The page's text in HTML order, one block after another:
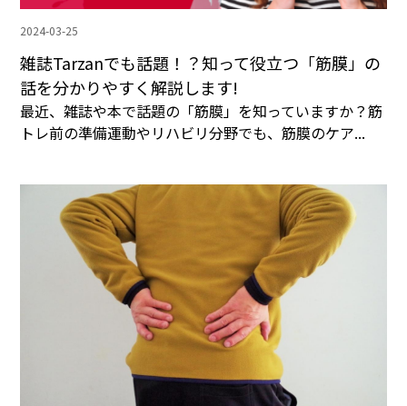
2024-03-25
雑誌Tarzanでも話題！？知って役立つ「筋膜」の
話を分かりやすく解説します!
最近、雑誌や本で話題の「筋膜」を知っていますか？筋
トレ前の準備運動やリハビリ分野でも、筋膜のケア...